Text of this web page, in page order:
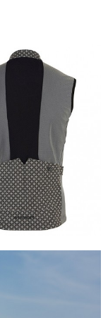
戶狀況，依本公司即
本公司將視審查結果
現惡意使用之情形，
並採取法律行動。